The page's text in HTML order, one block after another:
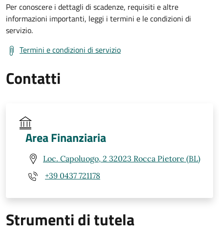
Per conoscere i dettagli di scadenze, requisiti e altre
informazioni importanti, leggi i termini e le condizioni di
servizio.
Termini e condizioni di servizio
Contatti
Area Finanziaria
Loc. Capoluogo, 2 32023 Rocca Pietore (BL)
+39 0437 721178
Strumenti di tutela